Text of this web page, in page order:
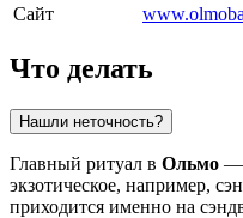
Сайт
Что делать
Нашли неточность?
Главный ритуал в Ольмо —
экзотическое, например,
приходится именно на